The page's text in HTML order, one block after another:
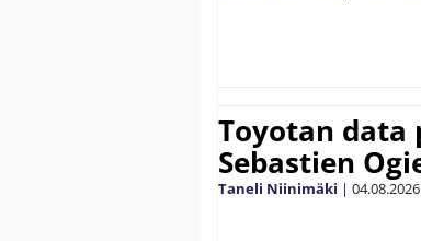
Toyotan
Sebastien
Taneli Niinimäki | 04.08.2026